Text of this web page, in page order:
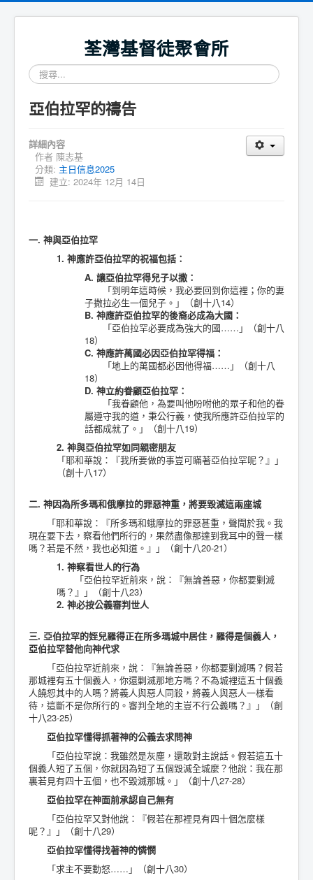
荃灣基督徒聚會所
搜
尋...
亞伯拉罕的禱告
詳細內容
作者 陳志基
分類: 主日信息2025
建立: 2024年 12月 14日
一. 神與亞伯拉罕
1. 神應許亞伯拉罕的祝福包括：
A. 讓亞伯拉罕得兒子以撒：
「到明年這時候，我必要回到你這裡；你的妻
子撒拉必生一個兒子。」（創十八14）
B. 神應許亞伯拉罕的後裔必成為大國：
「亞伯拉罕必要成為強大的國……」（創十八
18）
C. 神應許萬國必因亞伯拉罕得福：
「地上的萬國都必因他得福……」（創十八
18）
D. 神立約眷顧亞伯拉罕：
「我眷顧他，為要叫他吩咐他的眾子和他的眷
屬遵守我的道，秉公行義，使我所應許亞伯拉罕的
話都成就了。」（創十八19）
2. 神與亞伯拉罕如同親密朋友
「耶和華說：『我所要做的事豈可瞞著亞伯拉罕呢？』」
（創十八17）
二. 神因為所多瑪和俄摩拉的罪惡神重，將要毀滅這兩座城
「耶和華說：『所多瑪和蛾摩拉的罪惡甚重，聲聞於我。我
現在要下去，察看他們所行的，果然盡像那達到我耳中的聲一樣
嗎？若是不然，我也必知道。』」（創十八20-21）
1. 神察看世人的行為
「亞伯拉罕近前來，說：『無論善惡，你都要剿滅
嗎？』」（創十八23）
2. 神必按公義審判世人
三. 亞伯拉罕的姪兒羅得正在所多瑪城中居住，羅得是個義人，
亞伯拉罕替他向神代求
「亞伯拉罕近前來，說：『無論善惡，你都要剿滅嗎？假若
那城裡有五十個義人，你還剿滅那地方嗎？不為城裡這五十個義
人饒恕其中的人嗎？將義人與惡人同殺，將義人與惡人一樣看
待，這斷不是你所行的。審判全地的主豈不行公義嗎？』」（創
十八23-25）
亞伯拉罕懂得抓著神的公義去求問神
「亞伯拉罕說：我雖然是灰塵，還敢對主說話。假若這五十
個義人短了五個，你就因為短了五個毀滅全城麼？他說：我在那
裏若見有四十五個，也不毀滅那城。」（創十八27-28）
亞伯拉罕在神面前承認自己無有
「亞伯拉罕又對他說：『假若在那裡見有四十個怎麼樣
呢？』」（創十八29）
亞伯拉罕懂得找著神的憐憫
「求主不要動怒……」（創十八30）